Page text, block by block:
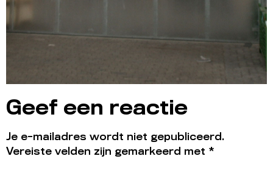
Geef een reactie
Je e-mailadres wordt niet gepubliceerd.
Vereiste velden zijn gemarkeerd met *